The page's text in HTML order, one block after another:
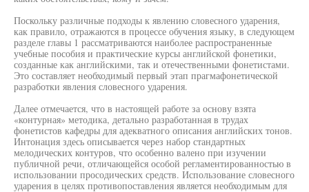
Поскольку различные подходы к явлению словесного ударения,
как правило, отражаются в процессе обучения языку, в следующем
разделе главы 1 рассматриваются наиболее распространенные
учебные пособия и практические курсы английской фонетики,
созданные как английскими, так и отечественными фонетистами.
Это составляет необходимый первый этап прагмафонетической
разработки явления словесного ударения.
Далее отмечается, что в настоящей работе за основу взята
«контурная» методика, детально разработанная в трудах
фонетистов кафедры для адекватного описания английских тонов.
Интонация здесь описывается через набор стандартных
мелодических контуров, что особенно валено при изучении
публичной речи, отличающейся особой регламентированностью в
использовании просодических средств. Использование словесного
ударения в целях противопоставления является необходимым для